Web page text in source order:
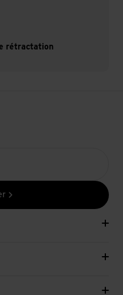
rétractation